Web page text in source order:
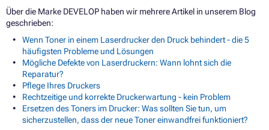
Über die Marke DEVELOP haben wir mehrere Artikel in unserem Blog
geschrieben:
Wenn Toner in einem Laserdrucker den Druck behindert - die 5
häufigsten Probleme und Lösungen
Mögliche Defekte von Laserdruckern: Wann lohnt sich die
Reparatur?
Pflege Ihres Druckers
Rechtzeitige und korrekte Druckerwartung - kein Problem
Ersetzen des Toners im Drucker: Was sollten Sie tun, um
sicherzustellen, dass der neue Toner einwandfrei funktioniert?